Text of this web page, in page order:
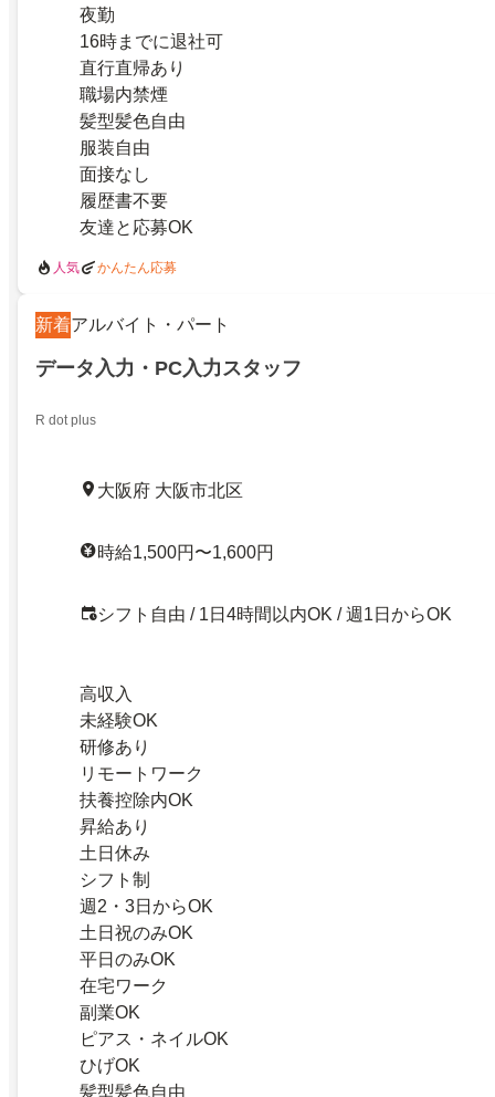
夜勤
16時までに退社可
直行直帰あり
職場内禁煙
髪型髪色自由
服装自由
面接なし
履歴書不要
友達と応募OK
人気 かんたん応募
新着アルバイト・パート
データ入力・PC入力スタッフ
R dot plus
大阪府 大阪市北区
時給1,500円〜1,600円
シフト自由 / 1日4時間以内OK / 週1日からOK
高収入
未経験OK
研修あり
リモートワーク
扶養控除内OK
昇給あり
土日休み
シフト制
週2・3日からOK
土日祝のみOK
平日のみOK
在宅ワーク
副業OK
ピアス・ネイルOK
ひげOK
髪型髪色自由